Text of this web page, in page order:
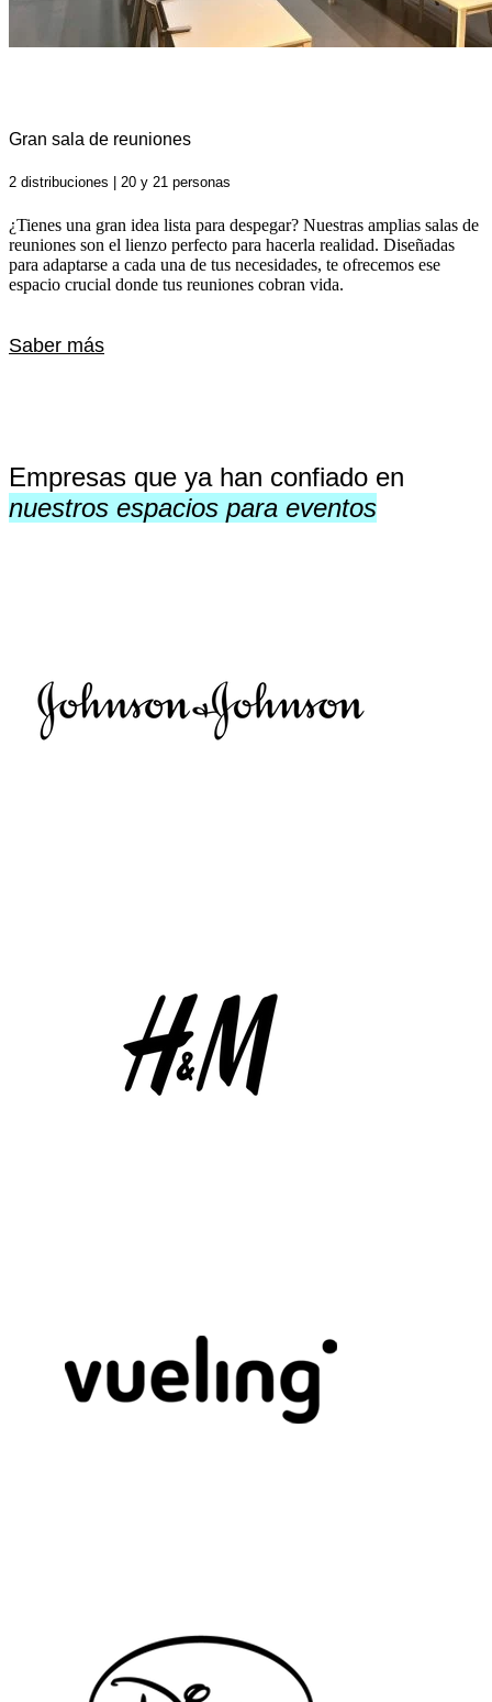
Gran sala de reuniones
2 distribuciones | 20 y 21 personas
¿Tienes una gran idea lista para despegar? Nuestras amplias salas de
reuniones son el lienzo perfecto para hacerla realidad. Diseñadas
para adaptarse a cada una de tus necesidades, te ofrecemos ese
espacio crucial donde tus reuniones cobran vida.
Saber más
Empresas que ya han confiado en
nuestros espacios para eventos